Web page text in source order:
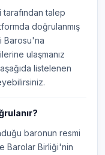
talep
doğrulanmış
Barosu'na
ulaşmanız
listelenen
baronun resmi
Barolar Birliği'nin